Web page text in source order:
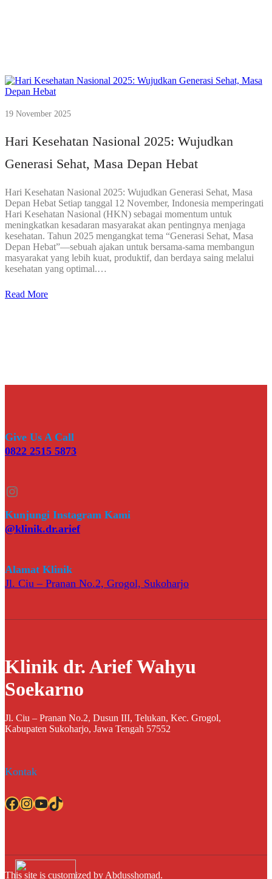
19 November 2025
Hari Kesehatan Nasional 2025: Wujudkan
Generasi Sehat, Masa Depan Hebat
Hari Kesehatan Nasional 2025: Wujudkan Generasi Sehat, Masa
Depan Hebat Setiap tanggal 12 November, Indonesia memperingati
Hari Kesehatan Nasional (HKN) sebagai momentum untuk
meningkatkan kesadaran masyarakat akan pentingnya menjaga
kesehatan. Tahun 2025 mengangkat tema “Generasi Sehat, Masa
Depan Hebat”—sebuah ajakan untuk bersama-sama membangun
masyarakat yang lebih kuat, produktif, dan berdaya saing melalui
kesehatan yang optimal.…
Read More
Give Us A Call
0822 2515 5873
Instagram
Kunjungi Instagram Kami
@klinik.dr.arief
Alamat Klinik
Jl. Ciu – Pranan No.2, Grogol, Sukoharjo
Klinik dr. Arief Wahyu
Soekarno
Jl. Ciu – Pranan No.2, Dusun III, Telukan, Kec. Grogol,
Kabupaten Sukoharjo, Jawa Tengah 57552
Kontak
Facebook InstagramYouTube TikTok
This site is customized by Abdusshomad.